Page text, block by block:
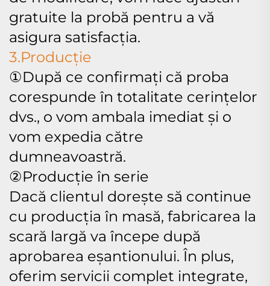
gratuite la probă pentru a vă
asigura satisfacția.
3.Producție
①După ce confirmați că proba
corespunde în totalitate cerințelor
dvs., o vom ambala imediat și o
vom expedia către
dumneavoastră.
②Producție în serie
Dacă clientul dorește să continue
cu producția în masă, fabricarea la
scară largă va începe după
aprobarea eșantionului. În plus,
oferim servicii complet integrate,